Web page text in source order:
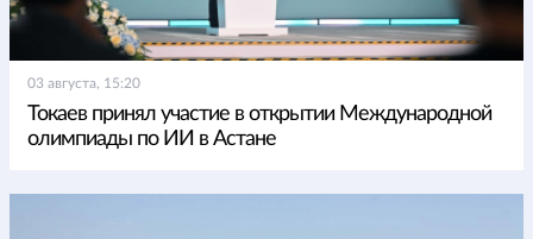
03 августа, 15:20
Токаев принял участие в открытии Международной
олимпиады по ИИ в Астане